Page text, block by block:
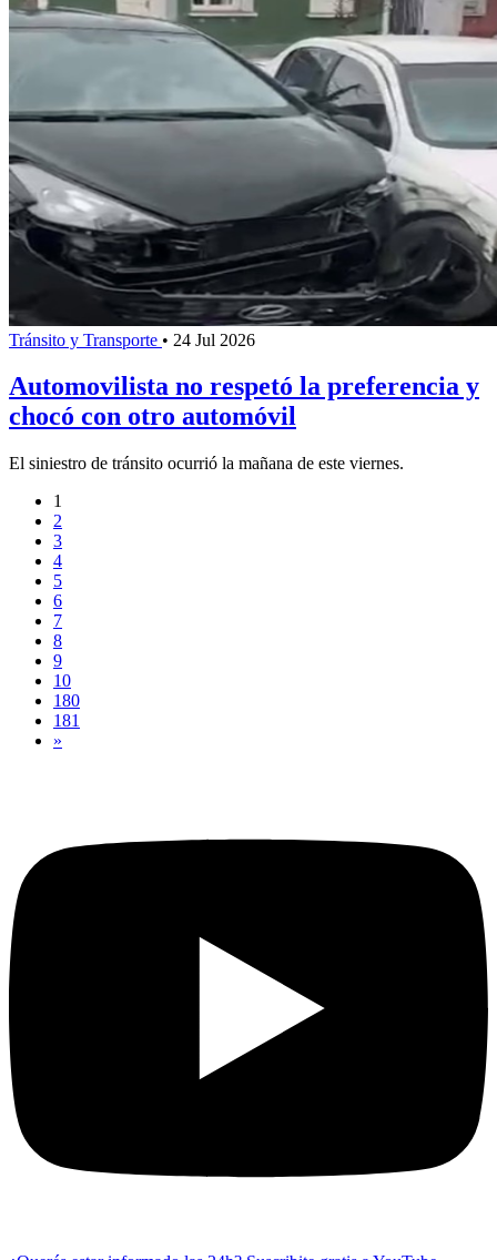
Tránsito y Transporte • 24 Jul 2026
Automovilista no respetó la preferencia y
chocó con otro automóvil
El siniestro de tránsito ocurrió la mañana de este viernes.
1
2
3
4
5
6
7
8
9
10
180
181
»